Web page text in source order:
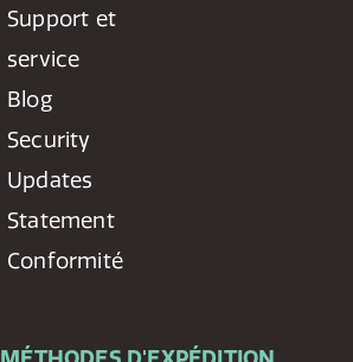
Support et
service
Blog
Security
Updates
Statement
Conformité